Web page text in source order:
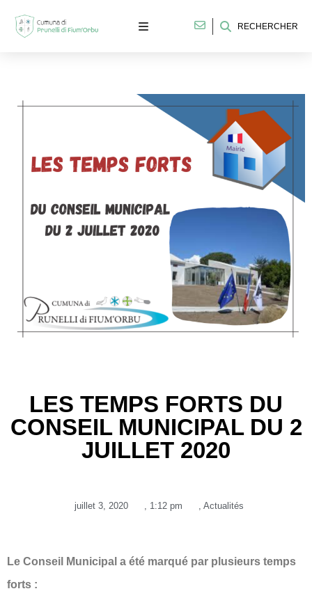
RECHERCHER
LES TEMPS FORTS DU
CONSEIL MUNICIPAL DU 2
JUILLET 2020
juillet 3, 2020 1:12 pm Actualités
Le Conseil Municipal a été marqué par plusieurs temps
forts :